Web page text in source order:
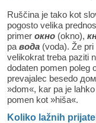
Ruščina je tako kot
pogosto velika
primer окно (okno),
paвода (voda). Že
velikokrat treba paziti
dodaten pomen poleg
prevajalec besedo
»dom«, kar pa je
pomen kot »hiša«.
Koliko lažnih